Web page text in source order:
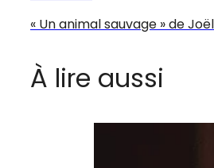
« Un animal sauvage » de
À lire aussi